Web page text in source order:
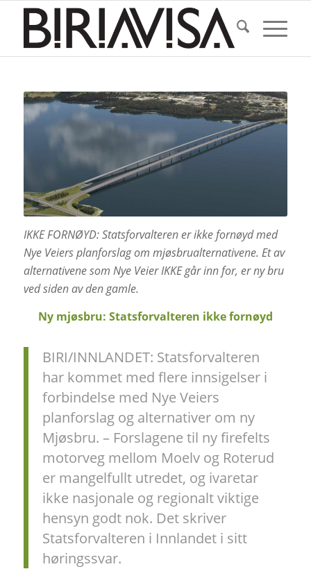
IKKE FORNØYD: Statsforvalteren er ikke fornøyd med
Nye Veiers planforslag om mjøsbrualternativene. Et av
alternativene som Nye Veier IKKE går inn for, er ny bru
ved siden av den gamle.
Ny mjøsbru: Statsforvalteren ikke fornøyd
BIRI/INNLANDET: Statsforvalteren
har kommet med flere innsigelser i
forbindelse med Nye Veiers
planforslag og alternativer om ny
Mjøsbru. – Forslagene til ny firefelts
motorveg mellom Moelv og Roterud
er mangelfullt utredet, og ivaretar
ikke nasjonale og regionalt viktige
hensyn godt nok. Det skriver
Statsforvalteren i Innlandet i sitt
høringssvar.